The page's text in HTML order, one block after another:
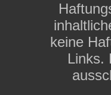
keine
Links.